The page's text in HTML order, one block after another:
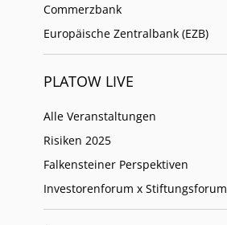
Commerzbank
Europäische Zentralbank (EZB)
PLATOW LIVE
Alle Veranstaltungen
Risiken 2025
Falkensteiner Perspektiven
Investorenforum x Stiftungsforum